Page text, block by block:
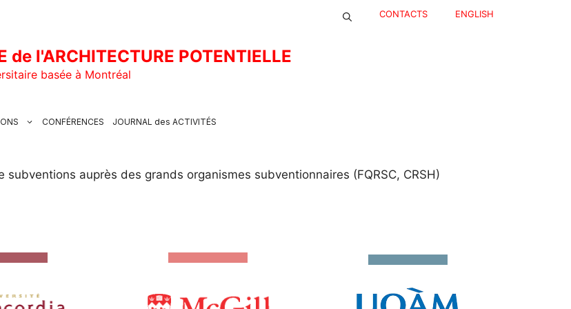
CONTACTS ENGLISH
de l'ARCHITECTURE POTENTIELLE
basée à Montréal
CONFÉRENCES JOURNAL des ACTIVITÉS
auprès des grands organismes subventionnaires (FQRSC, CRSH)